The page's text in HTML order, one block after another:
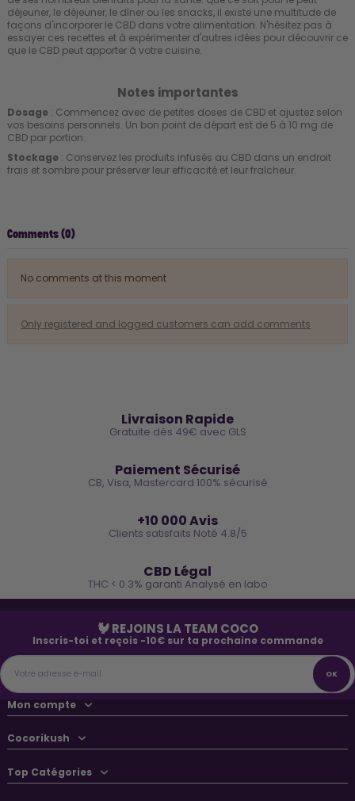
déjeuner, le déjeuner, le dîner ou les snacks, il existe une multitude de
façons d'incorporer le CBD dans votre alimentation. N'hésitez pas à
essayer ces recettes et à expérimenter d'autres idées pour découvrir ce
que le CBD peut apporter à votre cuisine.
Notes importantes
Dosage : Commencez avec de petites doses de CBD et ajustez selon
vos besoins personnels. Un bon point de départ est de 5 à 10 mg de
CBD par portion.
Stockage : Conservez les produits infusés au CBD dans un endroit
frais et sombre pour préserver leur efficacité et leur fraîcheur.
Comments (0)
No comments at this moment
Only registered and logged customers can add comments
Livraison Rapide
Gratuite dès 49€ avec GLS
Paiement Sécurisé
CB, Visa, Mastercard 100% sécurisé
+10 000 Avis
Clients satisfaits Noté 4.8/5
CBD Légal
THC < 0.3% garanti Analysé en labo
🐓 REJOINS LA TEAM COCO
Inscris-toi et reçois -10€ sur ta prochaine commande
Mon compte
Cocorikush
Top Catégories